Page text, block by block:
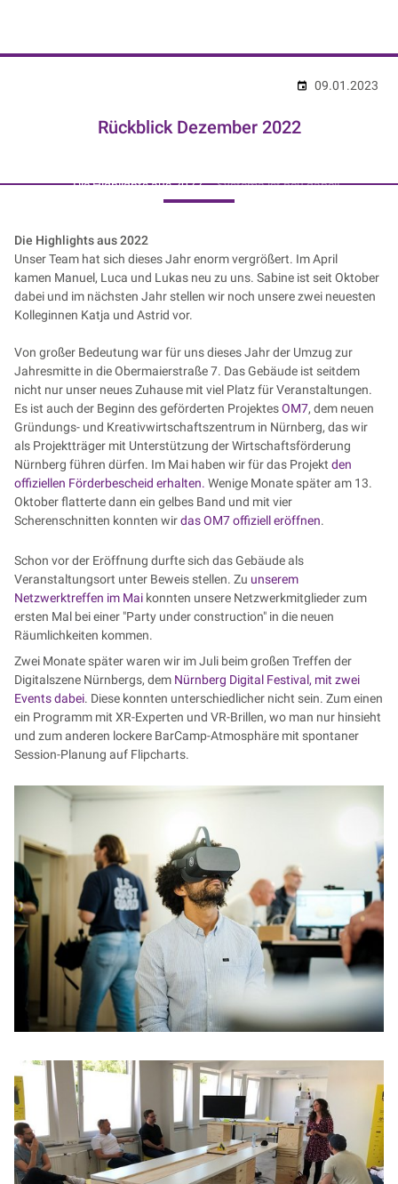
09.01.2023
Rückblick Dezember 2022
Die Highlights aus 2022 Systema ist neu dabei!
Die Highlights aus 2022
Unser Team hat sich dieses Jahr enorm vergrößert. Im April
kamen Manuel, Luca und Lukas neu zu uns. Sabine ist seit Oktober
dabei und im nächsten Jahr stellen wir noch unsere zwei neuesten
Kolleginnen Katja und Astrid vor.
Von großer Bedeutung war für uns dieses Jahr der Umzug zur
Jahresmitte in die Obermaierstraße 7. Das Gebäude ist seitdem
nicht nur unser neues Zuhause mit viel Platz für Veranstaltungen.
Es ist auch der Beginn des geförderten ProjektesOM7, dem neuen
Gründungs- und Kreativwirtschaftszentrum in Nürnberg, das wir
als Projektträger mit Unterstützung der Wirtschaftsförderung
Nürnberg führen dürfen. Im Mai haben wir für das Projekt den
offiziellen Förderbescheid erhalten. Wenige Monate später am 13.
Oktober flatterte dann ein gelbes Band und mit vier
Scherenschnitten konnten wirdas OM7 offiziell eröffnen.
Schon vor der Eröffnung durfte sich das Gebäude als
Veranstaltungsort unter Beweis stellen. Zu unserem
Netzwerktreffen im Mai konnten unsere Netzwerkmitglieder zum
ersten Mal bei einer "Party under construction" in die neuen
Räumlichkeiten kommen.
Zwei Monate später waren wir im Juli beim großen Treffen der
Digitalszene Nürnbergs, dem Nürnberg Digital Festival, mit zwei
Events dabei. Diese konnten unterschiedlicher nicht sein. Zum einen
ein Programm mit XR-Experten und VR-Brillen, wo man nur hinsieht
und zum anderen lockere BarCamp-Atmosphäre mit spontaner
Session-Planung auf Flipcharts.